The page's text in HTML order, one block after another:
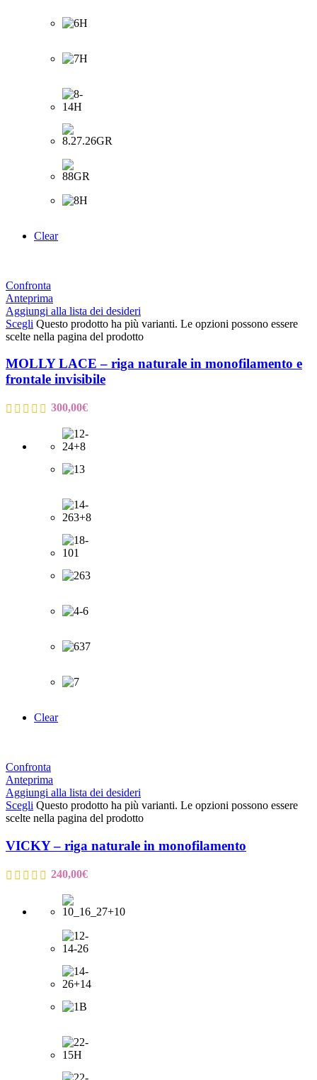
Clear
Confronta
Anteprima
Aggiungi alla lista dei desideri
Scegli Questo prodotto ha più varianti. Le opzioni possono essere
scelte nella pagina del prodotto
MOLLY LACE – riga naturale in monofilamento e
frontale invisibile
300,00€
Clear
Confronta
Anteprima
Aggiungi alla lista dei desideri
Scegli Questo prodotto ha più varianti. Le opzioni possono essere
scelte nella pagina del prodotto
VICKY – riga naturale in monofilamento
240,00€